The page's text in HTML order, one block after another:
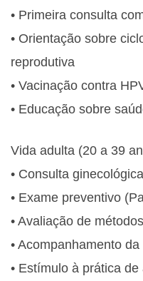
• Primeira consulta
• Orientação sobre
reprodutiva
• Vacinação contra
• Educação sobre
Vida adulta (20 a 39
• Consulta
• Exame preventivo
• Avaliação de
• Acompanhamento
• Estímulo à prática